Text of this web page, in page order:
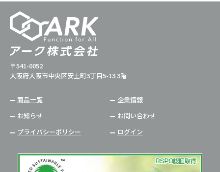
〒541-0052
大阪府大阪市中央区安土町3丁目5-13 3階
商品一覧
企業情報
お知らせ
お問い合わせ
プライバシーポリシー
ログイン